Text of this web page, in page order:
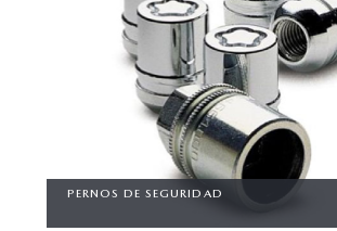
PERNOS DE SEGURIDAD